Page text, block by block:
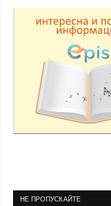
НЕ ПРОПУСКАЙТЕ